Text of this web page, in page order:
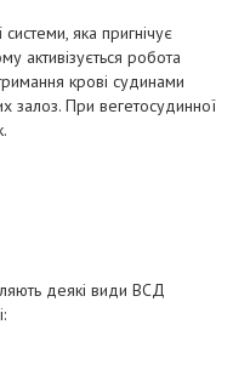
яка пригнічує
активізується робота
крові судинами
залоз. При вегетосудинної
деякі види ВСД